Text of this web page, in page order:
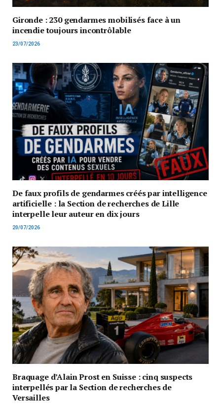
Gironde : 230 gendarmes mobilisés face à un
incendie toujours incontrôlable
23/07/2026
De faux profils de gendarmes créés par intelligence
artificielle : la Section de recherches de Lille
interpelle leur auteur en dix jours
20/07/2026
Braquage d’Alain Prost en Suisse : cinq suspects
interpellés par la Section de recherches de
Versailles